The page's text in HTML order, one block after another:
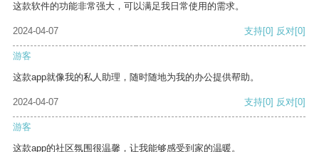
这款软件的功能非常强大，可以满足我日常使用的需求。
2024-04-07 支持[0] 反对[0]
游客
这款app就像我的私人助理，随时随地为我的办公提供帮助。
2024-04-07 支持[0] 反对[0]
游客
这款app的社区氛围很温馨，让我能够感受到家的温暖。